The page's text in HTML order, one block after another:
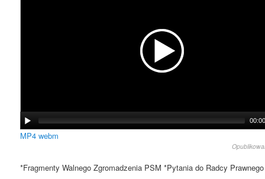
MP4 webm
*Fragmenty Walnego Zgromadzenia PSM *Pytania do Radcy Prawnego